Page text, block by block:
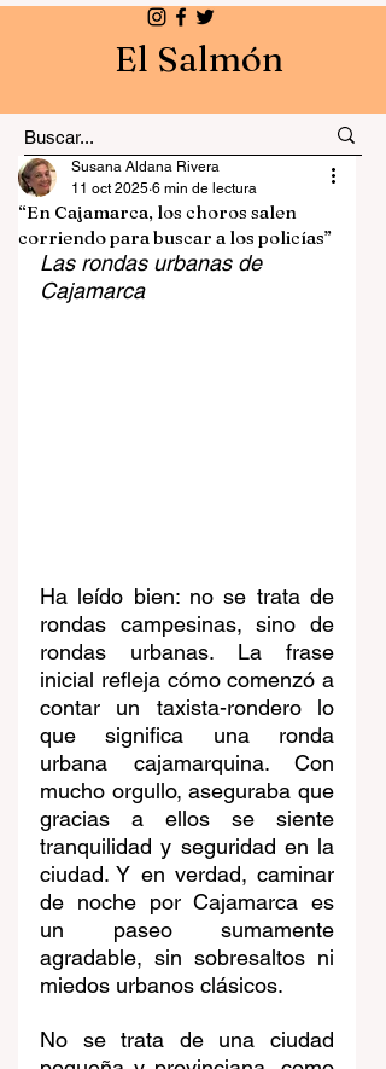
El Salmón
“En Cajamarca, los choros salen
corriendo para buscar a los policías”
Susana Aldana Rivera
11 oct 2025 6 min de lectura
Las rondas urbanas de
Cajamarca
Ha leído bien: no se trata de
rondas campesinas, sino de
rondas urbanas. La frase
inicial refleja cómo comenzó a
contar un taxista-rondero lo
que significa una ronda
urbana cajamarquina. Con
mucho orgullo, aseguraba que
gracias a ellos se siente
tranquilidad y seguridad en la
ciudad. Y en verdad, caminar
de noche por Cajamarca es
un paseo sumamente
agradable, sin sobresaltos ni
miedos urbanos clásicos.
No se trata de una ciudad